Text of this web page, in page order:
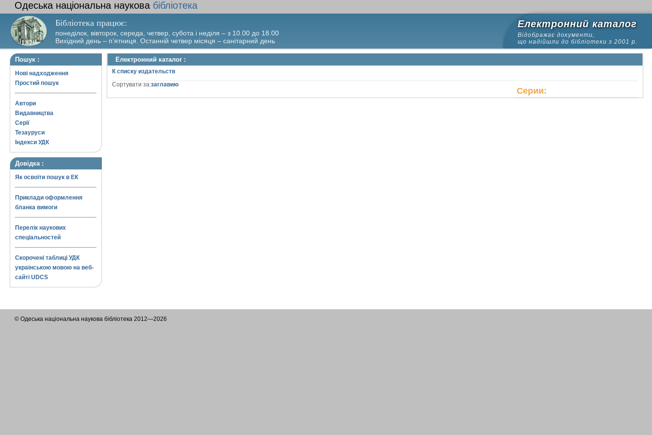
Одеська національна наукова бібліотека
Бібліотека працює:
понеділок, вівторок, середа, четвер, субота і неділя – з 10.00 до 18.00
Вихідний день – п’ятниця. Останній четвер місяця – санітарний день
Електронний каталог
Відображає документи,
що надійшли до бібліотеки з 2001 р.
Пошук :
Нові надходження
Простий пошук
Автори
Видавництва
Серії
Тезауруси
Індекси УДК
Довідка :
Як освоїти пошук в ЕК
Приклади оформлення
бланка вимоги
Перелік наукових
спеціальностей
Скорочені таблиці УДК
українською мовою на веб-
сайті UDCS
Електронний каталог :
К списку издательств
Сортувати за:заглавию
Серии:
© Одеська національна наукова бібліотека 2012—2026